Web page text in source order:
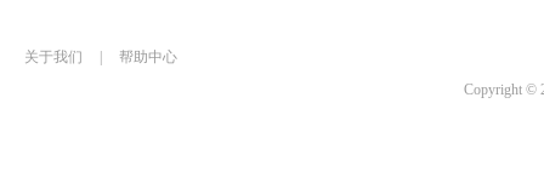
关于我们
帮助中心
Copyright ©